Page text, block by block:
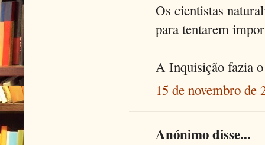
Os cientistas
para tentarem
A Inquisição fazia
15 de novembro de
Anónimo disse...